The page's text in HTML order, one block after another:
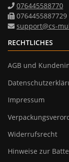
076445588770
0764455887729
support@cs-
RECHTLICHES
AGB und
Impressum
Widerrufsrecht
Hinweise zur